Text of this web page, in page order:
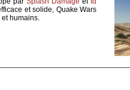
et solide, Quake Wars
humains.